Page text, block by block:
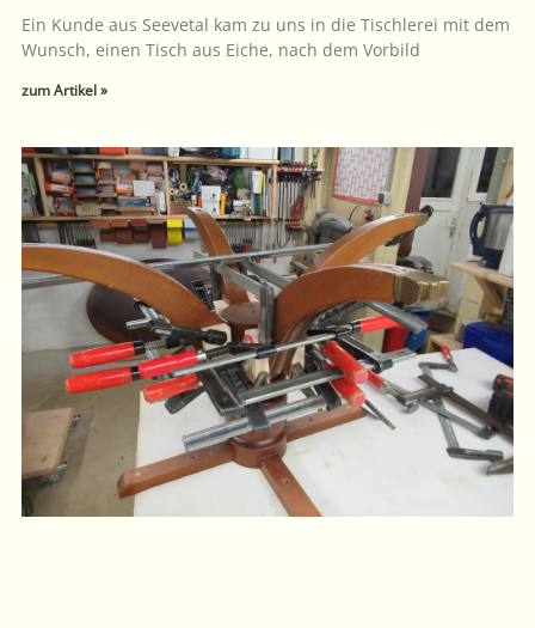
Ein Kunde aus Seevetal kam zu uns in die Tischlerei mit dem
Wunsch, einen Tisch aus Eiche, nach dem Vorbild
zum Artikel »